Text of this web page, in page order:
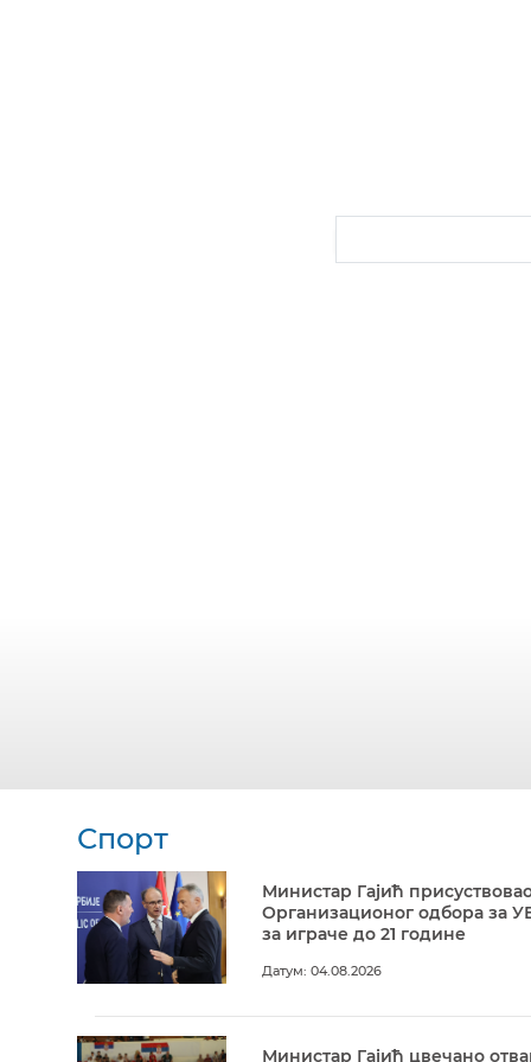
Спорт
Министар Гајић
Организационог одбора за
за играче до 21 године
Датум: 04.08.2026
Министар Гајић цвечано